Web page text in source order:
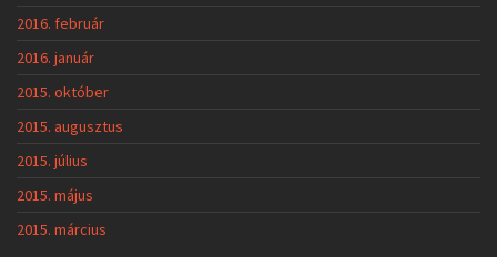
2016. február
2016. január
2015. október
2015. augusztus
2015. július
2015. május
2015. március